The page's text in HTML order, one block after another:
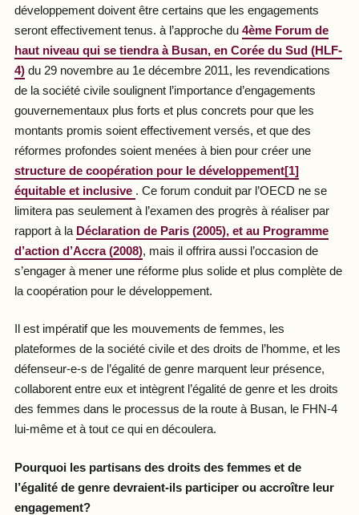
développement doivent être certains que les engagements
seront effectivement tenus. à l’approche du 4ème Forum de
haut niveau qui se tiendra à Busan, en Corée du Sud (HLF-
4)du 29 novembre au 1edécembre 2011, les revendications
de la société civile soulignent l’importance d’engagements
gouvernementaux plus forts et plus concrets pour que les
montants promis soient effectivement versés, et que des
réformes profondes soient menées à bien pour créer une
structure de coopération pour le développement[1]
équitable et inclusive . Ce forum conduit par l’OECD ne se
limitera pas seulement à l’examen des progrès à réaliser par
rapport à la Déclaration de Paris (2005), et au Programme
d’action d’Accra (2008), mais il offrira aussi l’occasion de
s’engager à mener une réforme plus solide et plus complète de
la coopération pour le développement.
Il est impératif que les mouvements de femmes, les
plateformes de la société civile et des droits de l’homme, et les
défenseur-e-s de l’égalité de genre marquent leur présence,
collaborent entre eux et intègrent l’égalité de genre et les droits
des femmes dans le processus de la route à Busan, le FHN-4
lui-même et à tout ce qui en découlera.
Pourquoi les partisans des droits des femmes et de
l’égalité de genre devraient-ils participer ou accroître leur
engagement?